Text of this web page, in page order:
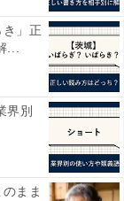
ポイントで
こともありま
すが、6月27
時点で付与さ
了してから14
遅くなると思
」正
...
界別
まま